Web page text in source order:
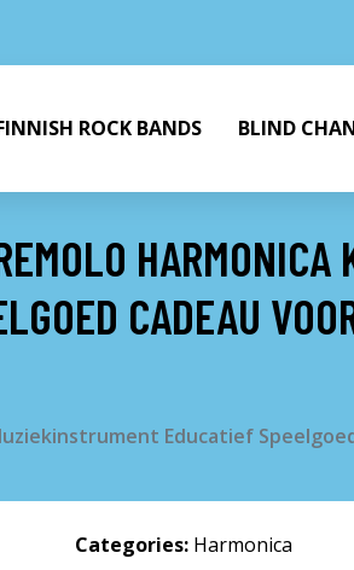
ROCK BANDS BLIND
HARMONICA
CADEAU
Educatief
Categories: Harmonica